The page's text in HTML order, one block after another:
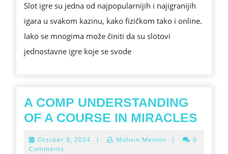
TAKO
ZABAVNE:
ŠSUPPLY
I
KAZINO
IGARA
Slot igre su jedna od najpopularnijih i najigranijih
igara u svakom kazinu, kako fizičkom tako i online.
Iako se mnogima može činiti da su slotovi
jednostavne igre koje se svode
A COMP UNDERSTANDING
OF A COURSE IN MIRACLES
October 8, 2024 October
| Mohsin Memon |
0
Comments